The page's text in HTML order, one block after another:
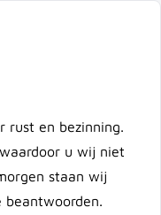
rust en bezinning.
u wij niet
staan wij